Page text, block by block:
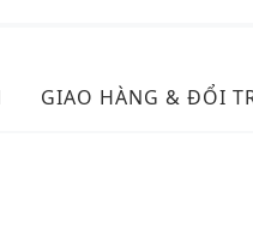
GIAO HÀNG & ĐỔI